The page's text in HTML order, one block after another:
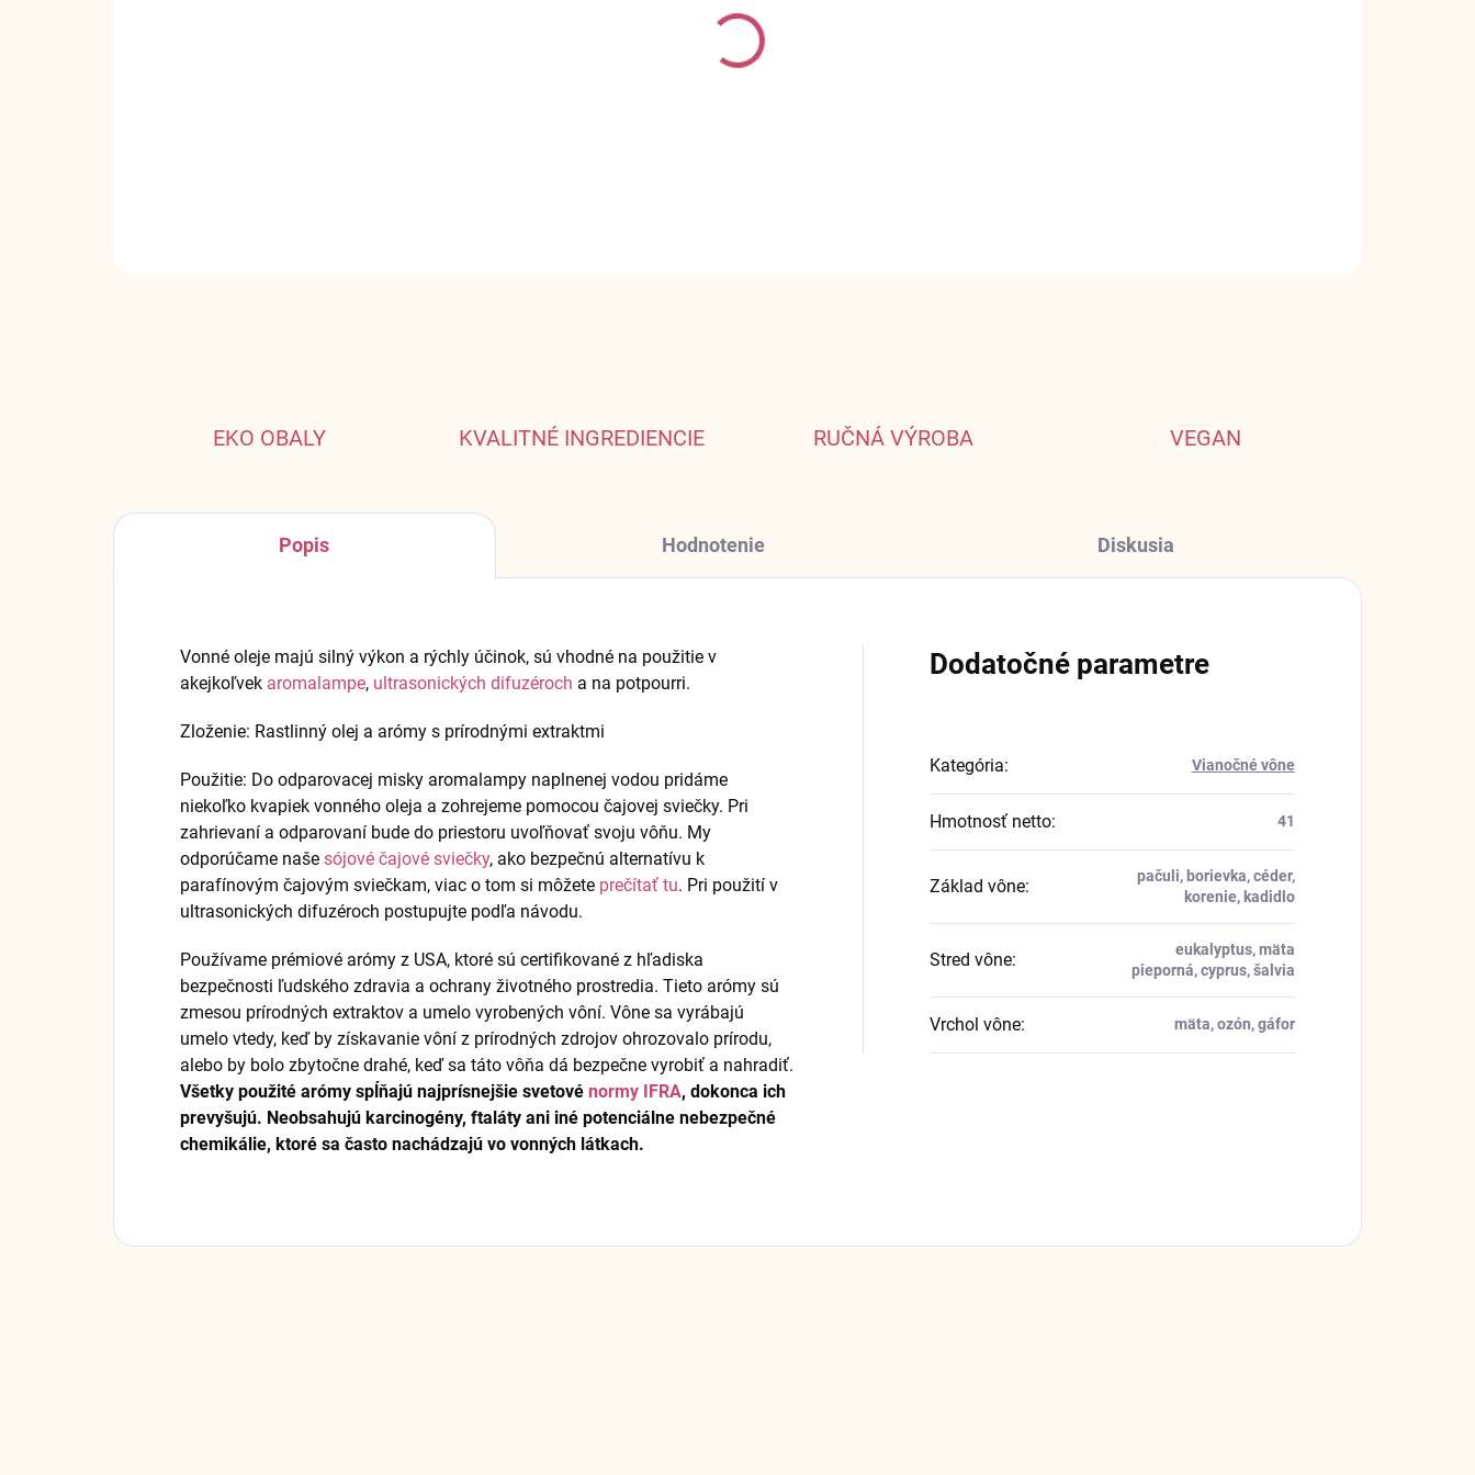
EKO OBALY KVALITNÉ INGREDIENCIE RUČNÁ VÝROBA VEGAN
Popis Hodnotenie Diskusia
Vonné oleje majú silný výkon a rýchly účinok, sú vhodné na použitie v
akejkoľvek aromalampe, ultrasonických difuzéroch a na potpourri.
Zloženie: Rastlinný olej a arómy s prírodnými extraktmi
Použitie: Do odparovacej misky aromalampy naplnenej vodou pridáme
niekoľko kvapiek vonného oleja a zohrejeme pomocou čajovej sviečky. Pri
zahrievaní a odparovaní bude do priestoru uvoľňovať svoju vôňu. My
odporúčame naše sójové čajové sviečky, ako bezpečnú alternatívu k
parafínovým čajovým sviečkam, viac o tom si môžete prečítať tu. Pri použití v
ultrasonických difuzéroch postupujte podľa návodu.
Používame prémiové arómy z USA, ktoré sú certifikované z hľadiska
bezpečnosti ľudského zdravia a ochrany životného prostredia. Tieto arómy sú
zmesou prírodných extraktov a umelo vyrobených vôní. Vône sa vyrábajú
umelo vtedy, keď by získavanie vôní z prírodných zdrojov ohrozovalo prírodu,
alebo by bolo zbytočne drahé, keď sa táto vôňa dá bezpečne vyrobiť a nahradiť.
Všetky použité arómy spĺňajú najprísnejšie svetové normy IFRA, dokonca ich
prevyšujú. Neobsahujú karcinogény, ftaláty ani iné potenciálne nebezpečné
chemikálie, ktoré sa často nachádzajú vo vonných látkach.
Dodatočné parametre
Kategória: Vianočné vône
Hmotnosť netto: 41
Základ vône:
pačuli, borievka, céder,
korenie, kadidlo
Stred vône:
eukalyptus, mäta
pieporná, cyprus, šalvia
Vrchol vône: mäta, ozón, gáfor